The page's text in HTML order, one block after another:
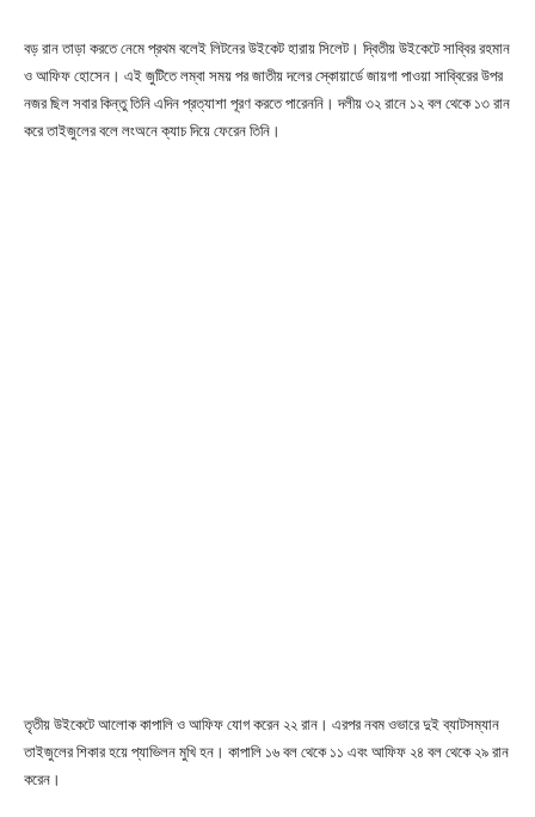
বড় রান তাড়া করতে নেমে প্রথম বলেই লিটনের উইকেট হারায় সিলেট। দ্বিতীয় উইকেটে সাব্বির রহমান
ও আফিফ হোসেন। এই জুটিতে লম্বা সময় পর জাতীয় দলের স্কোয়ার্ডে জায়গা পাওয়া সাব্বিরের উপর
নজর ছিল সবার কিন্তু তিনি এদিন প্রত্যাশা পূরণ করতে পারেননি। দলীয় ৩২ রানে ১২ বল থেকে ১৩ রান
করে তাইজুলের বলে লংঅনে ক্যাচ দিয়ে ফেরেন তিনি।
তৃতীয় উইকেটে আলোক কাপালি ও আফিফ যোগ করেন ২২ রান। এরপর নবম ওভারে দুই ব্যাটসম্যান
তাইজুলের শিকার হয়ে প্যাভিলন মুখি হন। কাপালি ১৬ বল থেকে ১১ এবং আফিফ ২৪ বল থেকে ২৯ রান
করেন।